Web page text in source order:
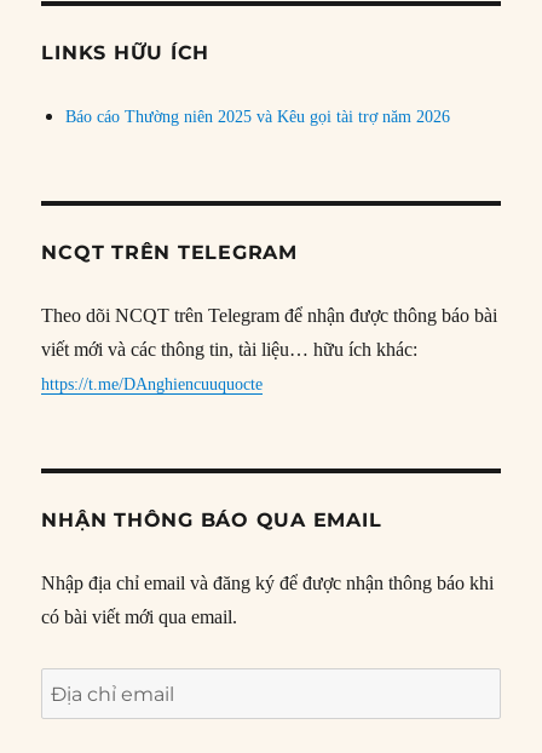
đề
LINKS HỮU ÍCH
Báo cáo Thường niên 2025 và Kêu gọi tài trợ năm 2026
NCQT TRÊN TELEGRAM
Theo dõi NCQT trên Telegram để nhận được thông báo bài
viết mới và các thông tin, tài liệu… hữu ích khác:
https://t.me/DAnghiencuuquocte
NHẬN THÔNG BÁO QUA EMAIL
Nhập địa chỉ email và đăng ký để được nhận thông báo khi
có bài viết mới qua email.
Địa
chỉ